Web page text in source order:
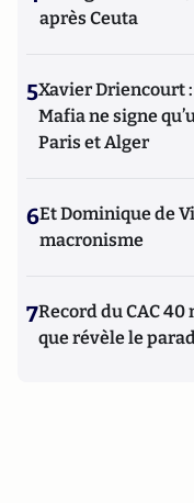
après Ceuta
5Xavier Driencourt
Mafia ne signe
Paris et Alger
6Et Dominique de
macronisme
7Record du CAC
que révèle le